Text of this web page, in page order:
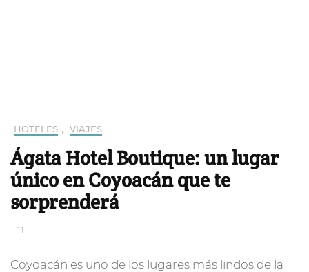
HOTELES , VIAJES
Ágata Hotel Boutique: un lugar
único en Coyoacán que te
sorprenderá
11
Coyoacán es uno de los lugares más lindos de la